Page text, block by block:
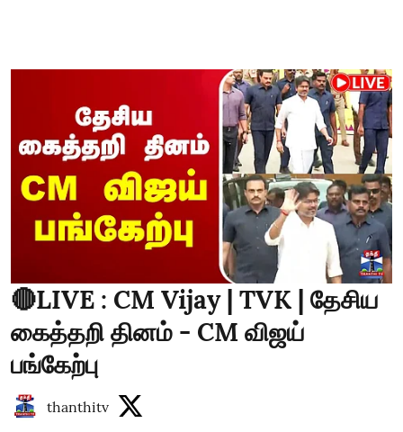
🔴LIVE : CM Vijay | TVK | தேசிய
கைத்தறி தினம் - CM விஜய்
பங்கேற்பு
thanthitv